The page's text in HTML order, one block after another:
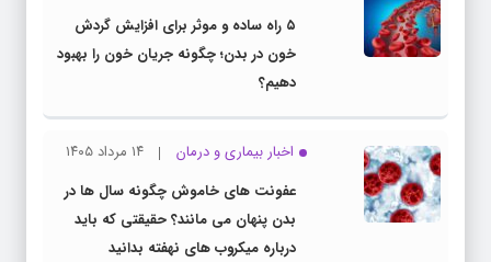
۵ راه ساده و موثر برای افزایش گردش
خون در بدن؛ چگونه جریان خون را بهبود
دهیم؟
اخبار بیماری و درمان
۱۴ مرداد ۱۴۰۵
عفونت های خاموش چگونه سال ها در
بدن پنهان می مانند؟ حقیقتی که باید
درباره میکروب های نهفته بدانید